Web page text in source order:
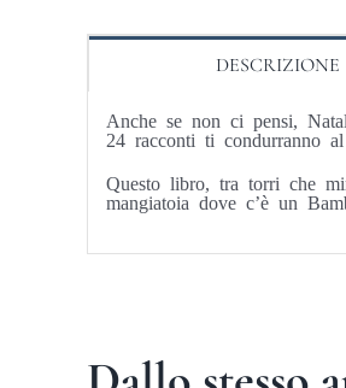
DESCRIZIONE
Anche se non ci pensi,
24 racconti ti condurranno
Questo libro, tra torri che
mangiatoia dove c’è un